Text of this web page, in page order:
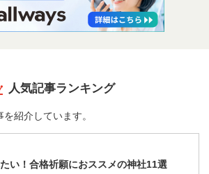
人気記事ランキング
紹介しています。
い！合格祈願におススメの神社11選